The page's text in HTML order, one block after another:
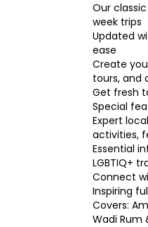
Our
week trips
Updated
ease
Create
tours, and
Get fresh
Special
Expert
activities,
Essential
LGBTIQ+
Connect
Inspiring
Covers:
Wadi Rum